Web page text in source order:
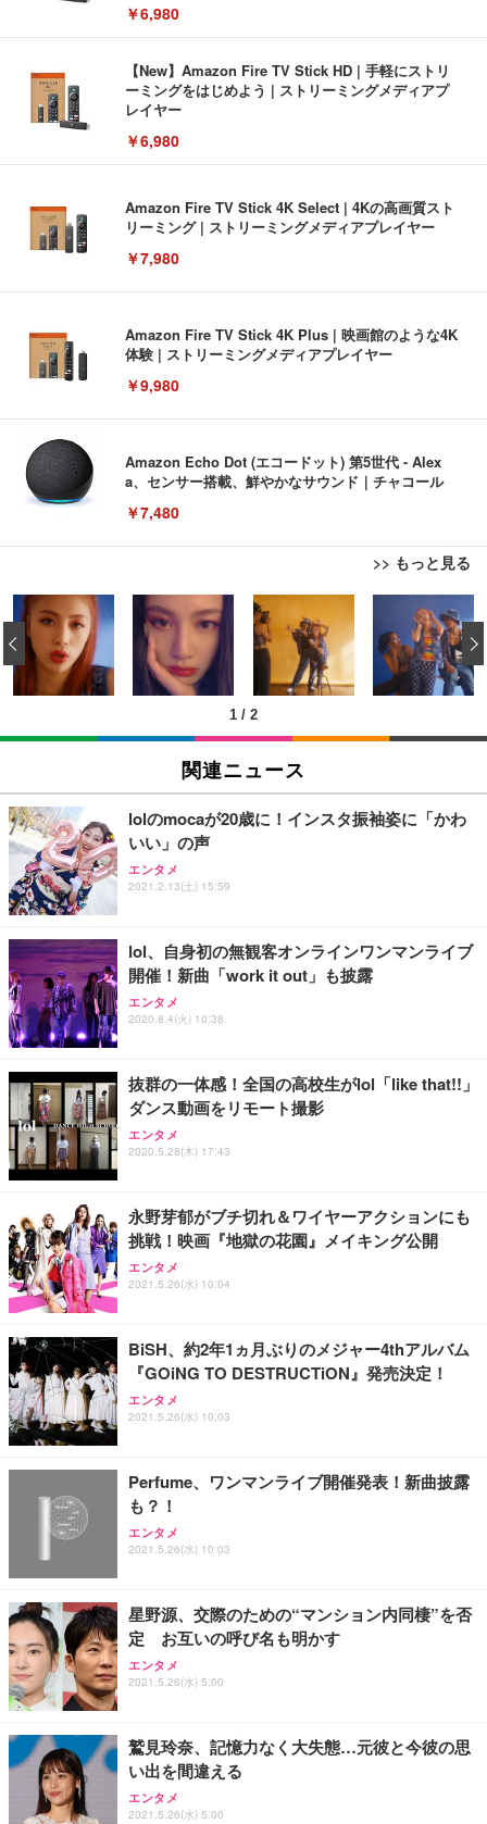
￥6,980
【New】Amazon Fire TV Stick HD | 手軽にストリ
ーミングをはじめよう | ストリーミングメディアプ
レイヤー
￥6,980
Amazon Fire TV Stick 4K Select | 4Kの高画質スト
リーミング | ストリーミングメディアプレイヤー
￥7,980
Amazon Fire TV Stick 4K Plus | 映画館のような4K
体験 | ストリーミングメディアプレイヤー
￥9,980
Amazon Echo Dot (エコードット) 第5世代 - Alex
a、センサー搭載、鮮やかなサウンド｜チャコール
￥7,480
>> もっと見る
[EdoErgo] オフィスチェア 椅子 テレワーク 疲れな
い 跳ね上げ式アームレスト コンパクト 約105度ロッ
キング pc 事務椅子 360度回転 座面昇降 強化ナイロ
ン樹脂ベース 通気性メッシュ 在宅ワーク H-WY01
(黒網+黒枠+黒足)
￥5,699
SIHOO B100 オフィスチェア／デスクチェア メッシ
ュチェア 人間工学 疲れない ブラック
￥27,999
Sezlife オフィスチェア デスクチェア 疲れない テレ
ワーク チェア 強化バックレスト 30度ロッキング機
能 人間工学 椅子 腰サポート 90度跳ね上げ式アーム
ョン PCチェア 通気性メッシュ ゲーミング/勉強/事
務用 おしゃれ パソコンチェア (ブラック)
Sezlife オフィスチェア デスクチェア 疲れない テレ
ワーク チェア 強化バックレスト 30度ロッキング機
能 人間工学 椅子 腰サポート 90度跳ね上げ式アーム
務用 おしゃれ パソコンチェア (ホワイト)
ANDWINT オフィスチェア デスクチェア 肘なし メ
ッシュ 通気性 ランバーサポート付き 腰サポート ガ
ス圧無段階昇降 360度回転 キャスター付き コンパク
EIZO ビジネス向けプレミアムモニター | FlexScan
EV3240X-WT | 31.5型4K UHD・USB Type-C・ホワ
イト
￥105,595
EIZO ビジネス向けプレミアムモニター | FlexScan
【純正品】27"ゲーミングモニター DualSense 充電
フック付き（CFI-ZDM1J）
【整備済み品】Dell E2724HS 27インチ 液晶モニタ
ー フルHD（1920×1080）VA 非光沢 HDMI/DisplayP
ort/VGA スピーカー内蔵 高さ調整 スイベル VESA対
【MiniLED/24.5inch/280Hz/FHD】GRAPHT THE S
HOOTER Gaming Monitor 24” Essential ゲーミン
グモニター QD 24.5インチ 1ms FHD 量子ドット 残
Amazonベーシック ペットシーツ 薄型 レギュラー 1
回使い捨て 無香料 ホワイト 300枚
￥3,373
Amazonベーシック ペットシーツ 厚型 ワイド 42枚
x2袋(84枚) ホワイト(吸収面:ライトブルー)
￥3,234
ネオ・ルーライフ ネオ・オムツ L 中型犬用 26枚入
り 単品
Smart Basic(スマートベーシック) 【Amazon.co.jp
限定】 Smart Basic アイリスオーヤマ ペットシーツ
超厚型 お徳用 ワイド 100枚入 (x 1) (ケース販売)
アイリスオーヤマ ペットシーツ 超厚型 お徳用 レギ
ュラー 200枚入【Amazon.co.jp限定】
1 / 2
‹
関連ニュース
lolのmocaが20歳に！インスタ振袖姿に「かわ
いい」の声
エンタメ
2021.2.13(土) 15:59
lol、自身初の無観客オンラインワンマンライブ
開催！新曲「work it out」も披露
エンタメ
2020.8.4(火) 10:38
抜群の一体感！全国の高校生がlol「like that!!」
ダンス動画をリモート撮影
エンタメ
2020.5.28(木) 17:43
永野芽郁がブチ切れ＆ワイヤーアクションにも
挑戦！映画『地獄の花園』メイキング公開
エンタメ
2021.5.26(水) 10:04
BiSH、約2年1ヵ月ぶりのメジャー4thアルバム
『GOiNG TO DESTRUCTiON』発売決定！
エンタメ
2021.5.26(水) 10:03
Perfume、ワンマンライブ開催発表！新曲披露
も？！
エンタメ
2021.5.26(水) 10:03
星野源、交際のための“マンション内同棲”を否
定 お互いの呼び名も明かす
エンタメ
2021.5.26(水) 5:00
鷲見玲奈、記憶力なく大失態…元彼と今彼の思
い出を間違える
エンタメ
2021.5.26(水) 5:00